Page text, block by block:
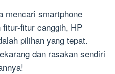
mencari smartphone
fitur-fitur canggih, HP
pilihan yang tepat.
dan rasakan sendiri